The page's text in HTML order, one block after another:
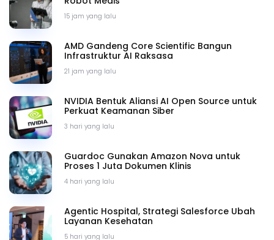
15 jam yang lalu
21 jam yang lalu
AMD Gandeng Core Scientific Bangun
Infrastruktur AI Raksasa
3 hari yang lalu
NVIDIA Bentuk Aliansi AI Open Source untuk
Perkuat Keamanan Siber
4 hari yang lalu
Guardoc Gunakan Amazon Nova untuk
Proses 1 Juta Dokumen Klinis
5 hari yang lalu
Agentic Hospital, Strategi Salesforce Ubah
Layanan Kesehatan